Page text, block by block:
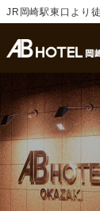
JR岡崎駅東口より